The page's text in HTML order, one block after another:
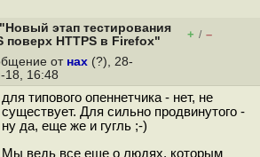
"Новый этап тестирования
поверх HTTPS в Firefox"
+ / –
от нах (?), 28-
18, 16:48
для типового опеннетчика - нет, не
существует. Для сильно продвинутого -
ну да, еще же и гугль ;-)
Мы ведь все еще о людях, которым